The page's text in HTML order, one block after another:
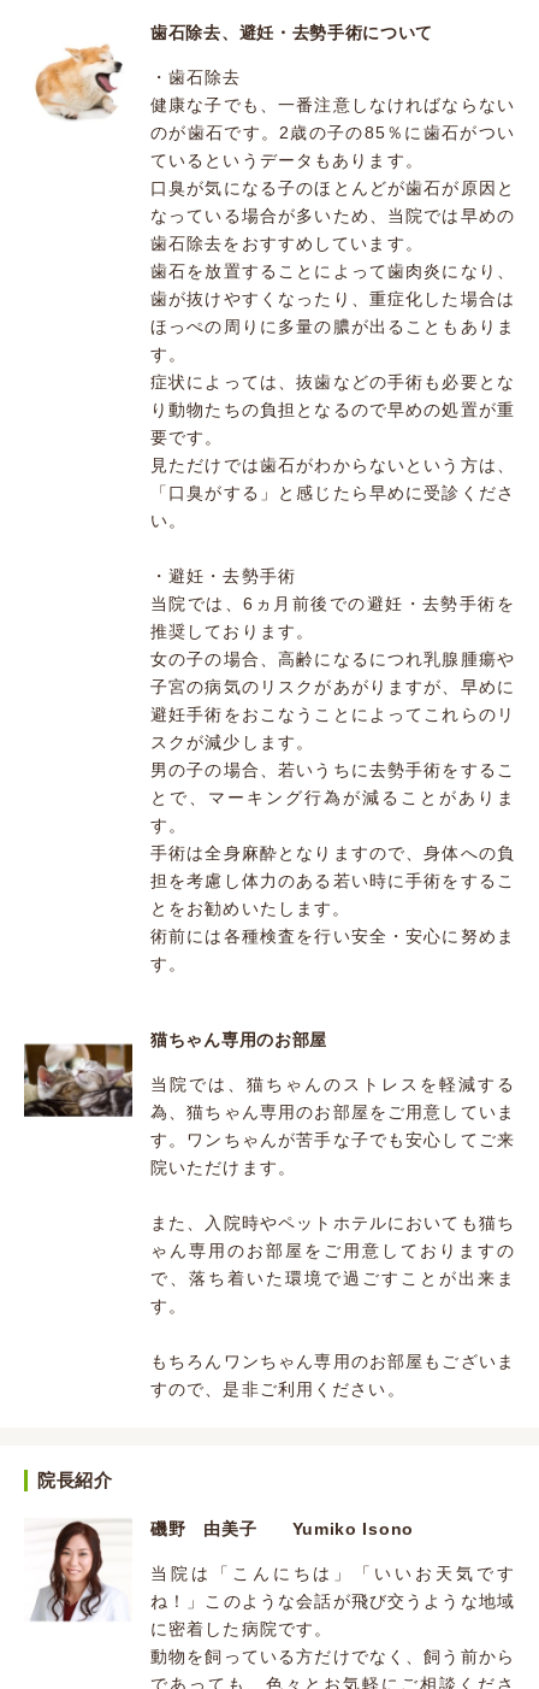
歯石除去、避妊・去勢手術について
・歯石除去
健康な子でも、一番注意しなければならない
のが歯石です。2歳の子の85％に歯石がつい
ているというデータもあります。
口臭が気になる子のほとんどが歯石が原因と
なっている場合が多いため、当院では早めの
歯石除去をおすすめしています。
歯石を放置することによって歯肉炎になり、
歯が抜けやすくなったり、重症化した場合は
ほっぺの周りに多量の膿が出ることもありま
す。
症状によっては、抜歯などの手術も必要とな
り動物たちの負担となるので早めの処置が重
要です。
見ただけでは歯石がわからないという方は、
「口臭がする」と感じたら早めに受診くださ
い。
・避妊・去勢手術
当院では、6ヵ月前後での避妊・去勢手術を
推奨しております。
女の子の場合、高齢になるにつれ乳腺腫瘍や
子宮の病気のリスクがあがりますが、早めに
避妊手術をおこなうことによってこれらのリ
スクが減少します。
男の子の場合、若いうちに去勢手術をするこ
とで、マーキング行為が減ることがありま
す。
手術は全身麻酔となりますので、身体への負
担を考慮し体力のある若い時に手術をするこ
とをお勧めいたします。
術前には各種検査を行い安全・安心に努めま
す。
猫ちゃん専用のお部屋
当院では、猫ちゃんのストレスを軽減する
為、猫ちゃん専用のお部屋をご用意していま
す。ワンちゃんが苦手な子でも安心してご来
院いただけます。
また、入院時やペットホテルにおいても猫ち
ゃん専用のお部屋をご用意しておりますの
で、落ち着いた環境で過ごすことが出来ま
す。
もちろんワンちゃん専用のお部屋もございま
すので、是非ご利用ください。
院長紹介
磯野 由美子 Yumiko Isono
当院は「こんにちは」「いいお天気です
ね！」このような会話が飛び交うような地域
に密着した病院です。
動物を飼っている方だけでなく、飼う前から
であっても、色々とお気軽にご相談くださ